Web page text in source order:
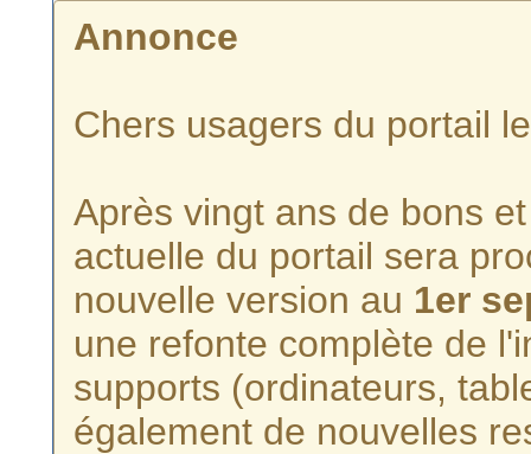
Annonce
Chers usagers du portail
Après vingt ans de bons
actuelle du portail sera
nouvelle version au 1er
une refonte complète de
supports (ordinateurs,
également de nouvelles